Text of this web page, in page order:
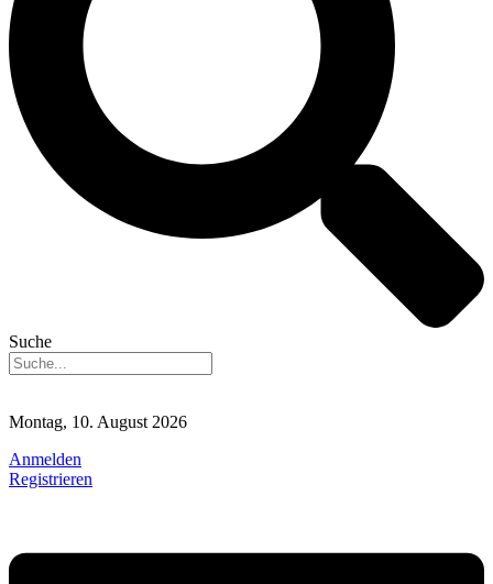
Suche
Montag, 10. August 2026
Anmelden
Registrieren